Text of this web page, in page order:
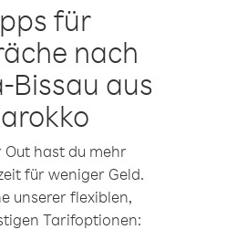
für
nach
Bissau aus
Out hast du mehr
für weniger Geld.
unserer flexiblen,
Tarifoptionen: